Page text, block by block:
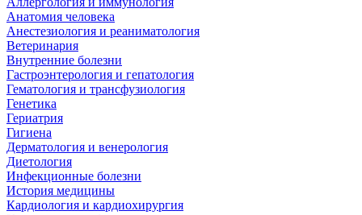
Анатомия человека
Анестезиология и реаниматология
Ветеринария
Внутренние болезни
Гастроэнтерология и гепатология
Гематология и трансфузиология
Генетика
Гериатрия
Гигиена
Дерматология и венерология
Диетология
Инфекционные болезни
История медицины
Кардиология и кардиохирургия